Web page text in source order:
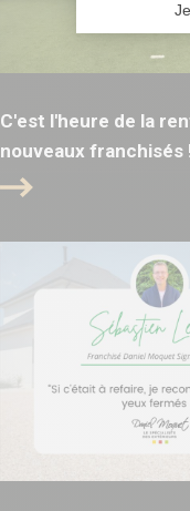
C'est l'heure de la
nouveaux franchisés